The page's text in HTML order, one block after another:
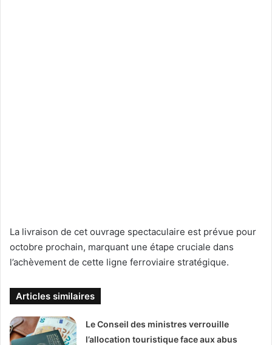
La livraison de cet ouvrage spectaculaire est prévue pour
octobre prochain, marquant une étape cruciale dans
l’achèvement de cette ligne ferroviaire stratégique.
Articles similaires
Le Conseil des ministres verrouille
l’allocation touristique face aux abus